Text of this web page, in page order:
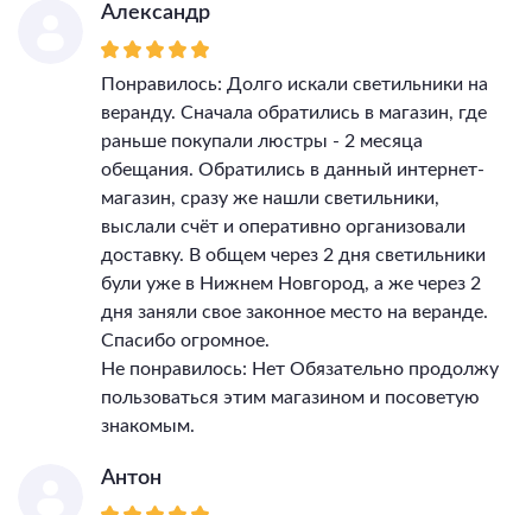
Александр
Понравилось: Долго искали светильники на
веранду. Сначала обратились в магазин, где
раньше покупали люстры - 2 месяца
обещания. Обратились в данный интернет-
магазин, сразу же нашли светильники,
выслали счёт и оперативно организовали
доставку. В общем через 2 дня светильники
були уже в Нижнем Новгород, а же через 2
дня заняли свое законное место на веранде.
Спасибо огромное.
Не понравилось: Нет Обязательно продолжу
пользоваться этим магазином и посоветую
знакомым.
Антон